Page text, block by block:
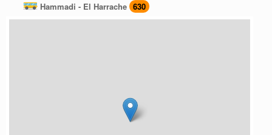
Hammadi - El Harrache 630